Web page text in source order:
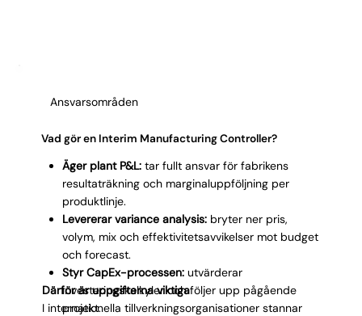
Ansvarsområden
Vad gör en Interim Manufacturing Controller?
Äger plant P&L:tar fullt ansvar för fabrikens
resultaträkning och marginaluppföljning per
produktlinje.
Levererar variance analysis:bryter ner pris,
volym, mix och effektivitetsavvikelser mot budget
och forecast.
Styr CapEx-processen:utvärderar
investeringskalkyler och följer upp pågående
projekt.
Därför är uppgifterna viktiga
I internationella tillverkningsorganisationer stannar